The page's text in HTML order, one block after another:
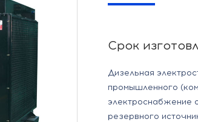
Срок
Дизельная
промышленного
электроснабжение
резервного